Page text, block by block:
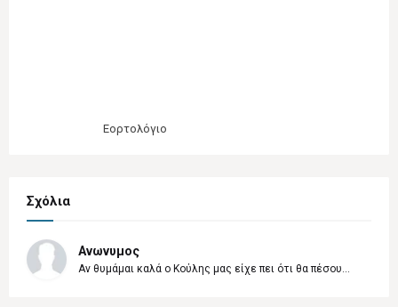
Εορτολόγιο
Σχόλια
Ανωνυμος
Αν θυμάμαι καλά ο Κούλης μας είχε πει ότι θα πέσου...